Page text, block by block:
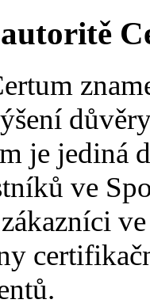
je jediná
ve